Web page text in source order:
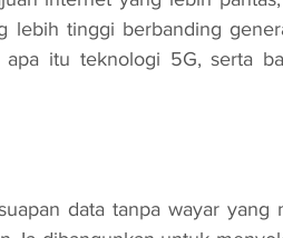
lebih tinggi berbanding
apa itu teknologi 5G, serta